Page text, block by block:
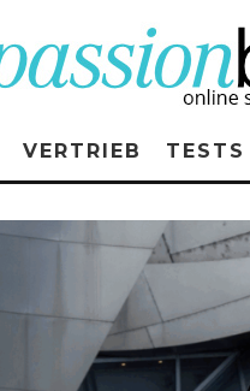
VERTRIEB TESTS